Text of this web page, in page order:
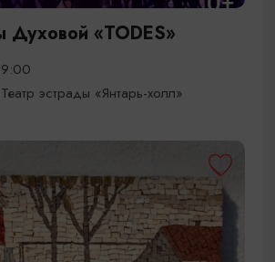
«TODES»
эстрады «Янтарь-холл»